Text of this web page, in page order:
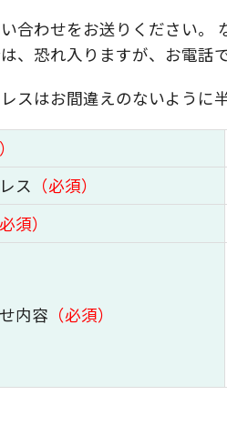
合わせをお送りください。
、恐れ入りますが、お電話
スはお間違えのないように
ス （必須）
必須）
内容 （必須）